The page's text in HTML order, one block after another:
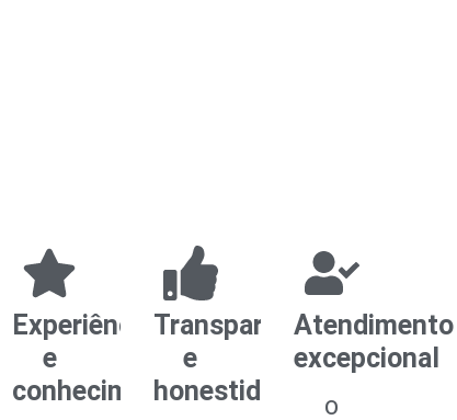
Experiência
e
conhecimento
Transparência
e
honestidade
Atendimento
excepcional
O